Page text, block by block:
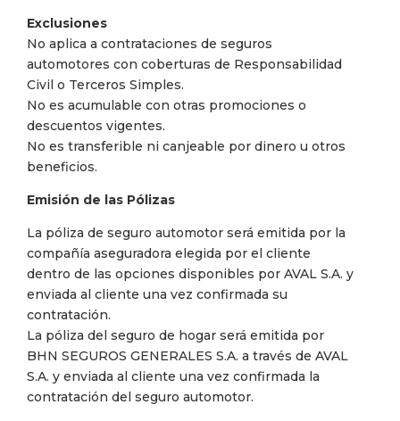
Exclusiones
No aplica a contrataciones de seguros
automotores con coberturas de Responsabilidad
Civil o Terceros Simples.
No es acumulable con otras promociones o
descuentos vigentes.
No es transferible ni canjeable por dinero u otros
beneficios.
Emisión de las Pólizas
La póliza de seguro automotor será emitida por la
compañía aseguradora elegida por el cliente
dentro de las opciones disponibles por AVAL S.A. y
enviada al cliente una vez confirmada su
contratación.
La póliza del seguro de hogar será emitida por
BHN SEGUROS GENERALES S.A. a través de AVAL
S.A. y enviada al cliente una vez confirmada la
contratación del seguro automotor.